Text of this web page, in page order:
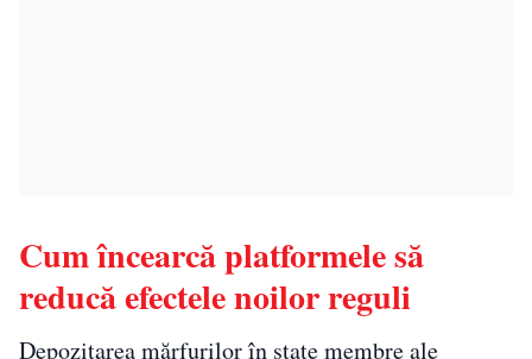
Cum încearcă platformele să
reducă efectele noilor reguli
Depozitarea mărfurilor în state membre ale